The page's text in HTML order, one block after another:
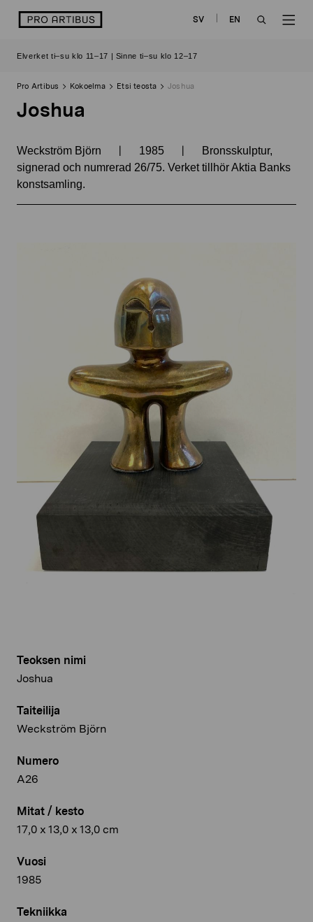
sisältöön
logo SV
EN
Elverket ti–su klo 11–17 | Sinne ti–su klo 12–17
Pro Artibus Kokoelma Etsi teosta Joshua
Joshua
Weckström Björn | 1985 |
Bronsskulptur,
signerad och numrerad 26/75. Verket tillhör Aktia Banks
konstsamling.
Teoksen nimi
Joshua
Taiteilija
Weckström Björn
Numero
A26
Mitat / kesto
17,0 x 13,0 x 13,0 cm
Vuosi
1985
Tekniikka